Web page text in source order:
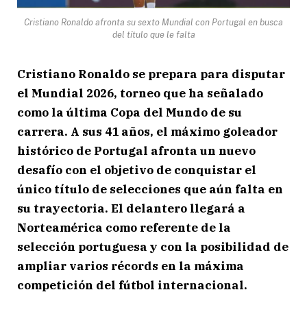
Cristiano Ronaldo afronta su sexto Mundial con Portugal en busca
del título que le falta
Cristiano Ronaldo se prepara para disputar
el Mundial 2026, torneo que ha señalado
como la última Copa del Mundo de su
carrera. A sus 41 años, el máximo goleador
histórico de Portugal afronta un nuevo
desafío con el objetivo de conquistar el
único título de selecciones que aún falta en
su trayectoria. El delantero llegará a
Norteamérica como referente de la
selección portuguesa y con la posibilidad de
ampliar varios récords en la máxima
competición del fútbol internacional.